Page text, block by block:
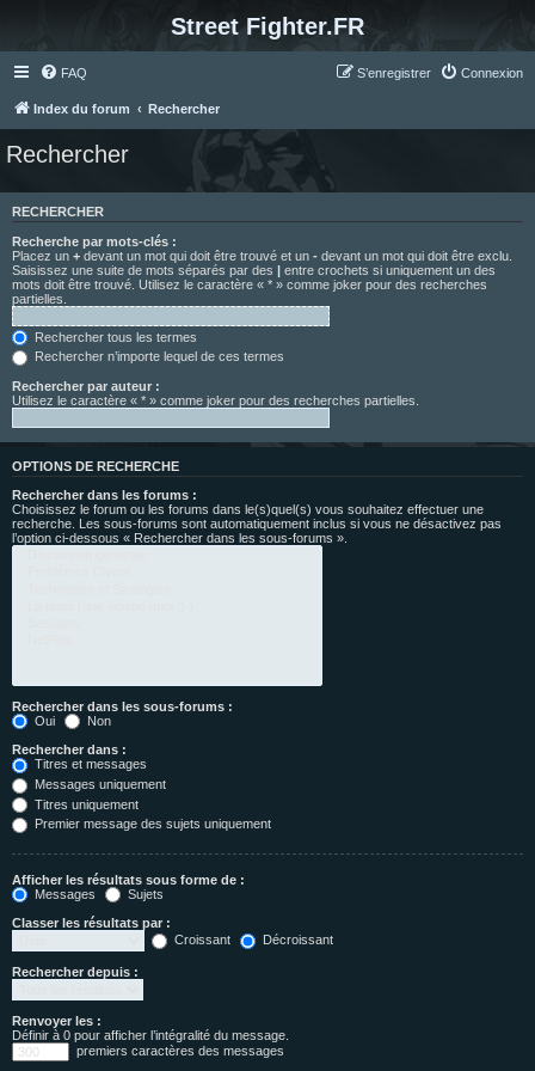
Street Fighter.FR
FAQ Connexion
S’enregistrer
Index du forum Rechercher
Rechercher
RECHERCHER
Recherche par mots-clés :
Placez un + devant un mot qui doit être trouvé et un - devant un mot qui doit être exclu.
Saisissez une suite de mots séparés par des | entre crochets si uniquement un des
mots doit être trouvé. Utilisez le caractère « * » comme joker pour des recherches
partielles.
Rechercher tous les termes
Rechercher n’importe lequel de ces termes
Rechercher par auteur :
Utilisez le caractère « * » comme joker pour des recherches partielles.
OPTIONS DE RECHERCHE
Rechercher dans les forums :
Choisissez le forum ou les forums dans le(s)quel(s) vous souhaitez effectuer une
recherche. Les sous-forums sont automatiquement inclus si vous ne désactivez pas
l’option ci-dessous « Rechercher dans les sous-forums ».
Rechercher dans les sous-forums :
Oui
Non
Rechercher dans :
Titres et messages
Messages uniquement
Titres uniquement
Premier message des sujets uniquement
Afficher les résultats sous forme de :
Messages
Sujets
Classer les résultats par :
Croissant
Décroissant
Rechercher depuis :
Renvoyer les :
Définir à 0 pour afficher l’intégralité du message.
premiers caractères des messages